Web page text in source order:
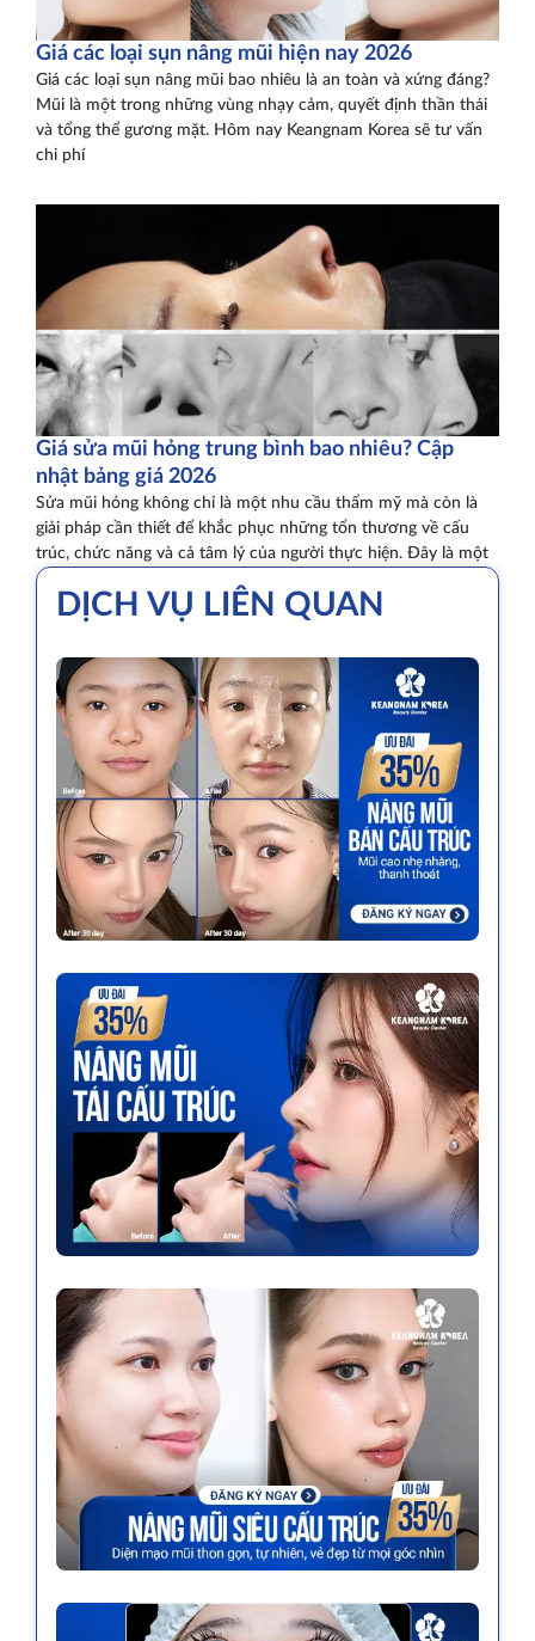
Giá các loại sụn nâng mũi hiện nay 2026
Giá các loại sụn nâng mũi bao nhiêu là an toàn và xứng đáng?
Mũi là một trong những vùng nhạy cảm, quyết định thần thái
và tổng thể gương mặt. Hôm nay Keangnam Korea sẽ tư vấn
chi phí
Giá sửa mũi hỏng trung bình bao nhiêu? Cập
nhật bảng giá 2026
Sửa mũi hỏng không chỉ là một nhu cầu thẩm mỹ mà còn là
giải pháp cần thiết để khắc phục những tổn thương về cấu
trúc, chức năng và cả tâm lý của người thực hiện. Đây là một
DỊCH VỤ LIÊN QUAN